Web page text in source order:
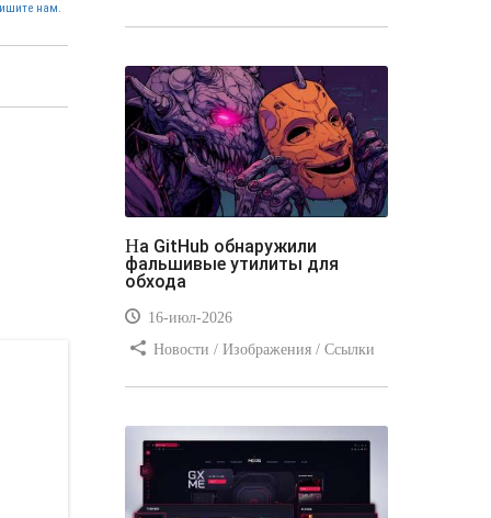
нам.
/ Текст / Цвет / Видео уроки
На GitHub обнаружили
фальшивые утилиты для
обхода
16-июл-2026
Новости / Изображения / Ссылки